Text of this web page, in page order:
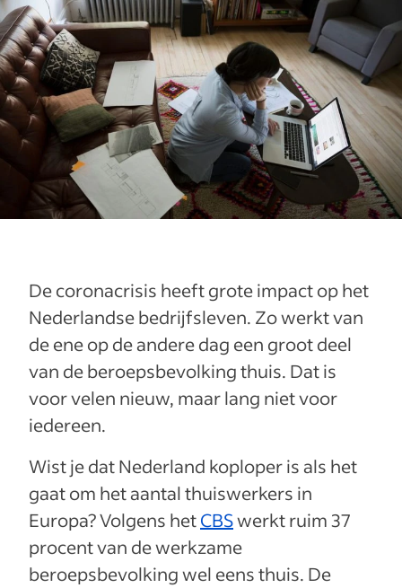
De coronacrisis heeft grote impact op het
Nederlandse bedrijfsleven. Zo werkt van
de ene op de andere dag een groot deel
van de beroepsbevolking thuis. Dat is
voor velen nieuw, maar lang niet voor
iedereen.
Wist je dat Nederland koploper is als het
gaat om het aantal thuiswerkers in
Europa? Volgens hetCBSwerkt ruim 37
procent van de werkzame
beroepsbevolking wel eens thuis. De